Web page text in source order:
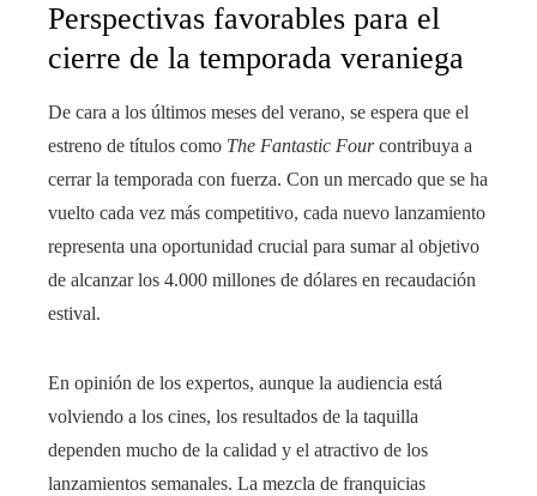
Perspectivas favorables para el
cierre de la temporada veraniega
De cara a los últimos meses del verano, se espera que el
estreno de títulos como The Fantastic Fourcontribuya a
cerrar la temporada con fuerza. Con un mercado que se ha
vuelto cada vez más competitivo, cada nuevo lanzamiento
representa una oportunidad crucial para sumar al objetivo
de alcanzar los 4.000 millones de dólares en recaudación
estival.
En opinión de los expertos, aunque la audiencia está
volviendo a los cines, los resultados de la taquilla
dependen mucho de la calidad y el atractivo de los
lanzamientos semanales. La mezcla de franquicias